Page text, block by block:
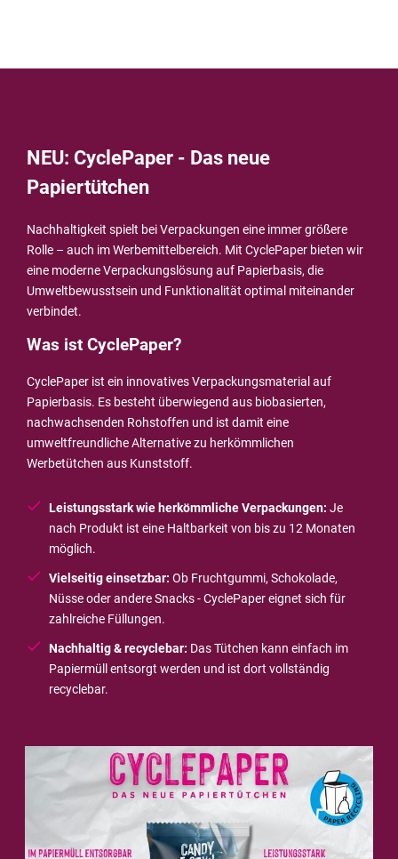
NEU: CyclePaper - Das neue
Papiertütchen
Nachhaltigkeit spielt bei Verpackungen eine immer größere
Rolle – auch im Werbemittelbereich. Mit CyclePaper bieten wir
eine moderne Verpackungslösung auf Papierbasis, die
Umweltbewusstsein und Funktionalität optimal miteinander
verbindet.
Was ist CyclePaper?
CyclePaper ist ein innovatives Verpackungsmaterial auf
Papierbasis. Es besteht überwiegend aus biobasierten,
nachwachsenden Rohstoffen und ist damit eine
umweltfreundliche Alternative zu herkömmlichen
Werbetütchen aus Kunststoff.
Leistungsstark wie herkömmliche Verpackungen: Je
nach Produkt ist eine Haltbarkeit von bis zu 12 Monaten
möglich.
Vielseitig einsetzbar: Ob Fruchtgummi, Schokolade,
Nüsse oder andere Snacks - CyclePaper eignet sich für
zahlreiche Füllungen.
Nachhaltig & recyclebar: Das Tütchen kann einfach im
Papiermüll entsorgt werden und ist dort vollständig
recyclebar.